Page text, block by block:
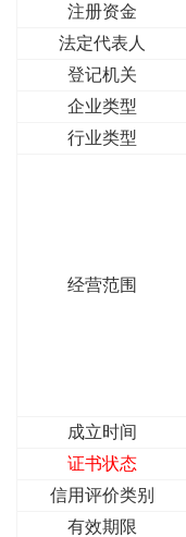
注册资金
法定代表人
登记机关
企业类型
行业类型
经营范围
成立时间
证书状态
信用评价类别
有效期限